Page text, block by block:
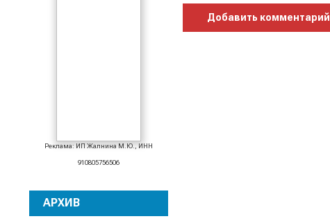
Реклама: ИП Жалнина М.Ю., ИНН
910805756506
АРХИВ
Добавить комментарий